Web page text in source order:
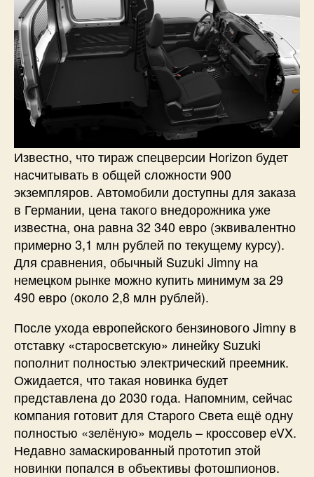
Известно, что тираж спецверсии Horizon будет
насчитывать в общей сложности 900
экземпляров. Автомобили доступны для заказа
в Германии, цена такого внедорожника уже
известна, она равна 32 340 евро (эквивалентно
примерно 3,1 млн рублей по текущему курсу).
Для сравнения, обычный Suzuki Jimny на
немецком рынке можно купить минимум за 29
490 евро (около 2,8 млн рублей).
После ухода европейского бензинового Jimny в
отставку «старосветскую» линейку Suzuki
пополнит полностью электрический преемник.
Ожидается, что такая новинка будет
представлена до 2030 года. Напомним, сейчас
компания готовит для Старого Света ещё одну
полностью «зелёную» модель – кроссовер eVX.
Недавно замаскированный прототип этой
новинки попался в объективы фотошпионов.